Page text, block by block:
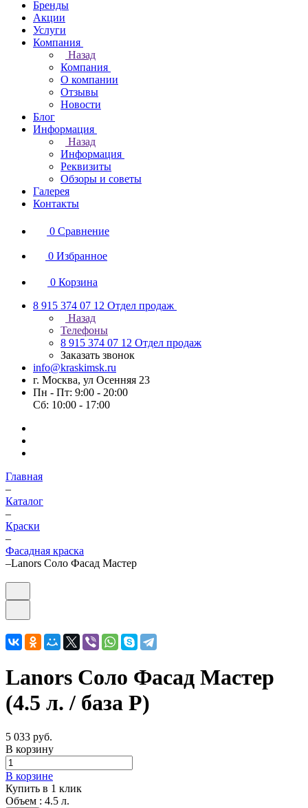
Бренды
Акции
Услуги
Компания
Назад
Компания
О компании
Отзывы
Новости
Блог
Информация
Назад
Информация
Реквизиты
Обзоры и советы
Галерея
Контакты
0 Сравнение
0 Избранное
0 Корзина
8 915 374 07 12 Отдел продаж
Назад
Телефоны
8 915 374 07 12 Отдел продаж
Заказать звонок
info@kraskimsk.ru
г. Москва, ул Осенняя 23
Пн - Пт: 9:00 - 20:00
Сб: 10:00 - 17:00
Главная
–
Каталог
–
Краски
–
Фасадная краска
–Lanors Соло Фасад Мастер
Lanors Соло Фасад Мастер
(4.5 л. / база P)
5 033 руб.
В корзину
В корзине
Купить в 1 клик
Объем : 4.5 л.